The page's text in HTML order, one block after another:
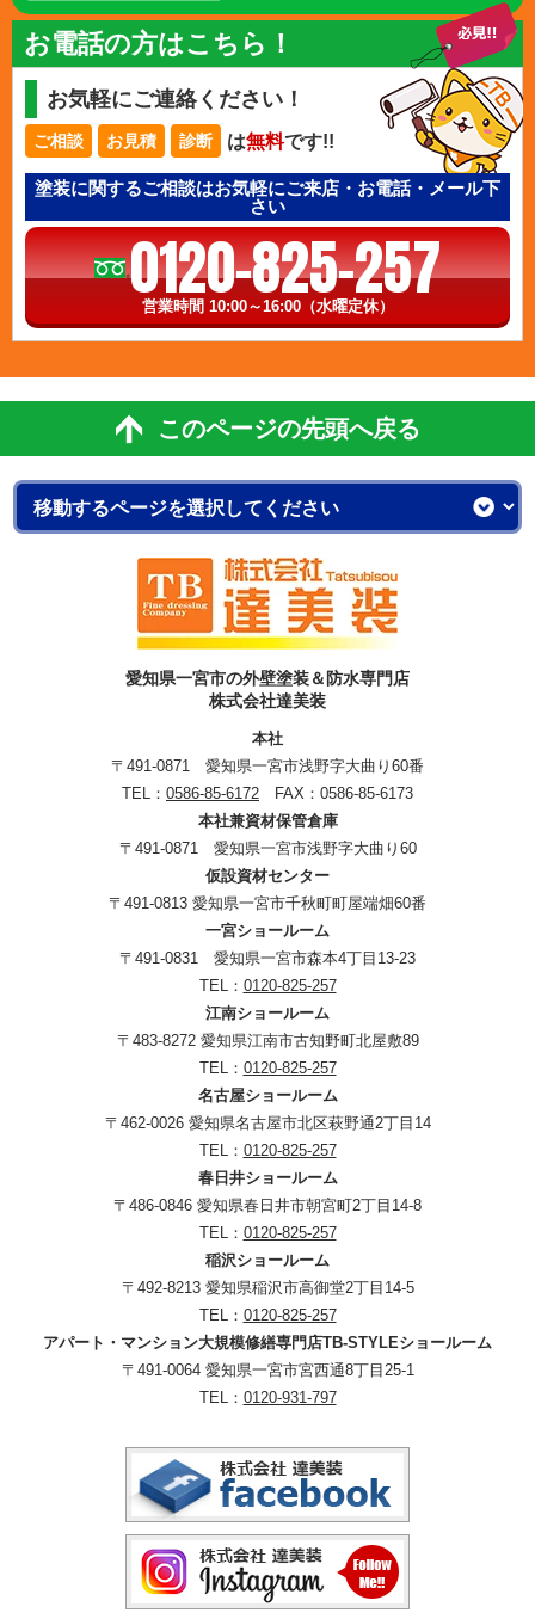
お電話の方はこちら！
お気軽にご連絡ください！
ご相談 お見積 診断 は無料です!!
塗装に関するご相談はお気軽にご来店・お電話・メール下
さい
0120-825-257
営業時間 10:00～16:00（水曜定休）
このページの先頭へ戻る
愛知県一宮市の外壁塗装＆防水専門店
株式会社達美装
本社
〒491-0871 愛知県一宮市浅野字大曲り60番
TEL： 0586-85-6172 FAX：0586-85-6173
本社兼資材保管倉庫
〒491-0871 愛知県一宮市浅野字大曲り60
仮設資材センター
〒491-0813 愛知県一宮市千秋町町屋端畑60番
一宮ショールーム
〒491-0831 愛知県一宮市森本4丁目13-23
TEL： 0120-825-257
江南ショールーム
〒483-8272 愛知県江南市古知野町北屋敷89
TEL： 0120-825-257
名古屋ショールーム
〒462-0026 愛知県名古屋市北区萩野通2丁目14
TEL： 0120-825-257
春日井ショールーム
〒486-0846 愛知県春日井市朝宮町2丁目14-8
TEL： 0120-825-257
稲沢ショールーム
〒492-8213 愛知県稲沢市高御堂2丁目14-5
TEL： 0120-825-257
アパート・マンション大規模修繕専門店TB-STYLEショールーム
〒491-0064 愛知県一宮市宮西通8丁目25-1
TEL： 0120-931-797